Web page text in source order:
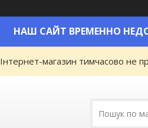
НАШ САЙТ ВРЕМЕННО
Інтернет-магазин тимчасово не